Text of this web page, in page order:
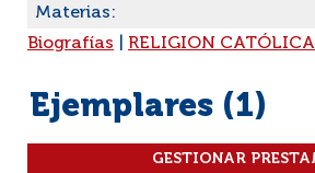
Materias:
Biografías
RELIGION CATÓLICA
Ejemplares (1)